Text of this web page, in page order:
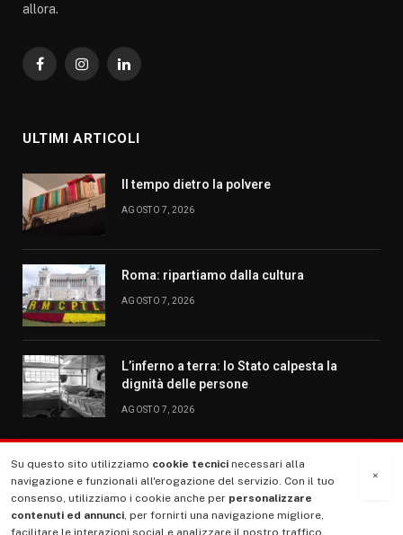
allora.
FacebookInstagramLinkedIn
ULTIMI ARTICOLI
Il tempo dietro la polvere
AGOSTO 7, 2026
Roma: ripartiamo dalla cultura
AGOSTO 7, 2026
L’inferno a terra: lo Stato calpesta la
dignità delle persone
AGOSTO 7, 2026
MENU
La Nostra Storia
×
Su questo sito utilizziamo cookie tecnici necessari alla
navigazione e funzionali all'erogazione del servizio. Con il tuo
consenso, utilizziamo i cookie anche per personalizzare
contenuti ed annunci, per fornirti una navigazione migliore,
facilitare le interazioni social e analizzare il nostro traffico.